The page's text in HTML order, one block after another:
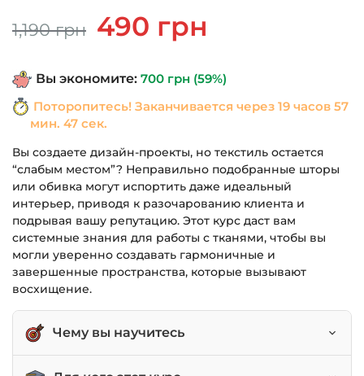
1,190грн
Первоначальная
цена
1,190 грн.
490 грн
Вы экономите: 700 грн (59%)
Поторопитесь! Заканчивается через 19 часов 57
мин. 46 сек.
Вы создаете дизайн-проекты, но текстиль остается
“слабым местом”? Неправильно подобранные шторы
или обивка могут испортить даже идеальный
интерьер, приводя к разочарованию клиента и
подрывая вашу репутацию. Этот курс даст вам
системные знания для работы с тканями, чтобы вы
могли уверенно создавать гармоничные и
завершенные пространства, которые вызывают
восхищение.
Чему вы научитесь